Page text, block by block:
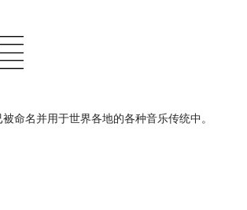
命名并用于世界各地的各种音乐传统中。